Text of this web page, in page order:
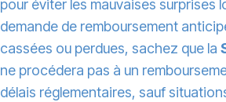
pour éviter les mauvaises surprises
demande de remboursement
cassées ou perdues, sachez que la
ne procédera pas à un
délais réglementaires, sauf